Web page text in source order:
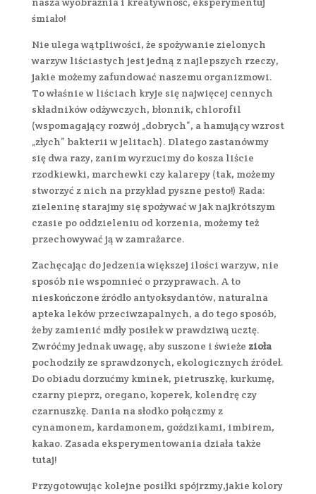
śmiało!
Nie ulega wątpliwości, że spożywanie zielonych
warzyw liściastych jest jedną z najlepszych rzeczy,
jakie możemy zafundować naszemu organizmowi.
To właśnie w liściach kryje się najwięcej cennych
składników odżywczych, błonnik, chlorofil
(wspomagający rozwój „dobrych”, a hamujący wzrost
„złych” bakterii w jelitach). Dlatego zastanówmy
się dwa razy, zanim wyrzucimy do kosza liście
rzodkiewki, marchewki czy kalarepy (tak, możemy
stworzyć z nich na przykład pyszne pesto!) Rada:
zieleninę starajmy się spożywać w jak najkrótszym
czasie po oddzieleniu od korzenia, możemy też
przechowywać ją w zamrażarce.
Zachęcając do jedzenia większej ilości warzyw, nie
sposób nie wspomnieć o przyprawach. A to
nieskończone źródło antyoksydantów, naturalna
apteka leków przeciwzapalnych, a do tego sposób,
żeby zamienić mdły posiłek w prawdziwą ucztę.
Zwróćmy jednak uwagę, aby suszone i świeże zioła
pochodziły ze sprawdzonych, ekologicznych źródeł.
Do obiadu dorzućmy kminek, pietruszkę, kurkumę,
czarny pieprz, oregano, koperek, kolendrę czy
czarnuszkę. Dania na słodko połączmy z
cynamonem, kardamonem, goździkami, imbirem,
kakao. Zasada eksperymentowania działa także
tutaj!
Przygotowując kolejne posiłki spójrzmy,jakie kolory